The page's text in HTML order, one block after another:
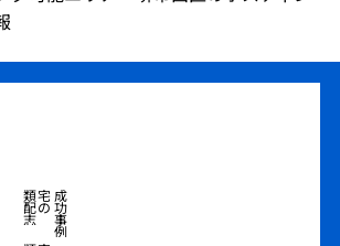
類宅
配の
志
成
功
事
例